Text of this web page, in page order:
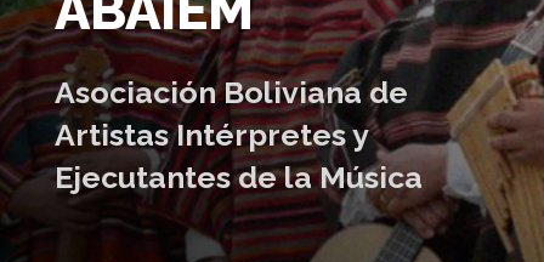
Asociación Boliviana de
Artistas Intérpretes y
Ejecutantes de la Música